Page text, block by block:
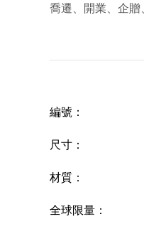
喬遷、開業、企贈
編號 ：
尺寸 ：
材質 ：
全球限量：